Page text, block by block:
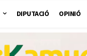
DIPUTACIÓ OPINIÓ